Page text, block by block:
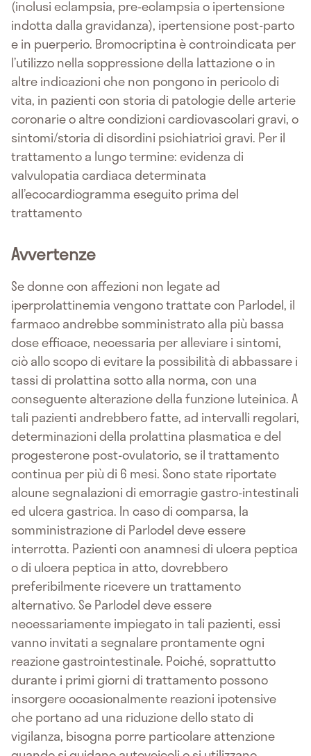
(inclusi eclampsia, pre-eclampsia o ipertensione
indotta dalla gravidanza), ipertensione post-parto
e in puerperio. Bromocriptina è controindicata per
l’utilizzo nella soppressione della lattazione o in
altre indicazioni che non pongono in pericolo di
vita, in pazienti con storia di patologie delle arterie
coronarie o altre condizioni cardiovascolari gravi, o
sintomi/storia di disordini psichiatrici gravi. Per il
trattamento a lungo termine: evidenza di
valvulopatia cardiaca determinata
all’ecocardiogramma eseguito prima del
trattamento
Avvertenze
Se donne con affezioni non legate ad
iperprolattinemia vengono trattate con Parlodel, il
farmaco andrebbe somministrato alla più bassa
dose efficace, necessaria per alleviare i sintomi,
ciò allo scopo di evitare la possibilità di abbassare i
tassi di prolattina sotto alla norma, con una
conseguente alterazione della funzione luteinica. A
tali pazienti andrebbero fatte, ad intervalli regolari,
determinazioni della prolattina plasmatica e del
progesterone post-ovulatorio, se il trattamento
continua per più di 6 mesi. Sono state riportate
alcune segnalazioni di emorragie gastro-intestinali
ed ulcera gastrica. In caso di comparsa, la
somministrazione di Parlodel deve essere
interrotta. Pazienti con anamnesi di ulcera peptica
o di ulcera peptica in atto, dovrebbero
preferibilmente ricevere un trattamento
alternativo. Se Parlodel deve essere
necessariamente impiegato in tali pazienti, essi
vanno invitati a segnalare prontamente ogni
reazione gastrointestinale. Poiché, soprattutto
durante i primi giorni di trattamento possono
insorgere occasionalmente reazioni ipotensive
che portano ad una riduzione dello stato di
vigilanza, bisogna porre particolare attenzione